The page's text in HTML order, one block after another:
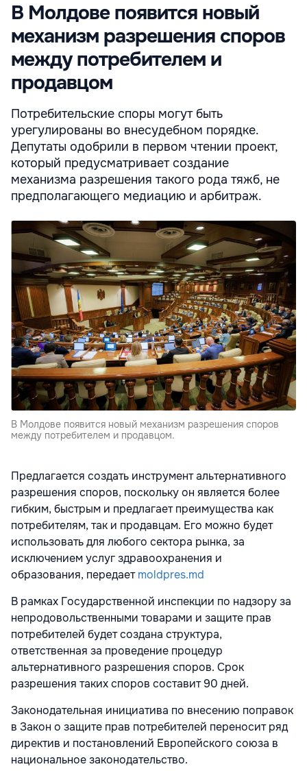
В Молдове появится новый
механизм разрешения споров
между потребителем и
продавцом
Потребительские споры могут быть
урегулированы во внесудебном порядке.
Депутаты одобрили в первом чтении проект,
который предусматривает создание
механизма разрешения такого рода тяжб, не
предполагающего медиацию и арбитраж.
В Молдове появится новый механизм разрешения споров
между потребителем и продавцом.
Предлагается создать инструмент альтернативного
разрешения споров, поскольку он является более
гибким, быстрым и предлагает преимущества как
потребителям, так и продавцам. Его можно будет
использовать для любого сектора рынка, за
исключением услуг здравоохранения и
образования, передаетmoldpres.md
В рамках Государственной инспекции по надзору за
непродовольственными товарами и защите прав
потребителей будет создана структура,
ответственная за проведение процедур
альтернативного разрешения споров. Срок
разрешения таких споров составит 90 дней.
Законодательная инициатива по внесению поправок
в Закон о защите прав потребителей переносит ряд
директив и постановлений Европейского союза в
национальное законодательство.